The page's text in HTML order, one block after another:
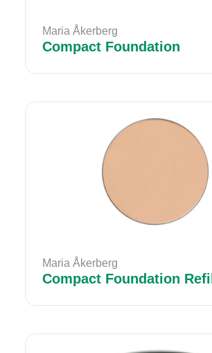
Maria Åkerberg
Compact Foundation
Maria Åkerberg
Compact Foundation Refill